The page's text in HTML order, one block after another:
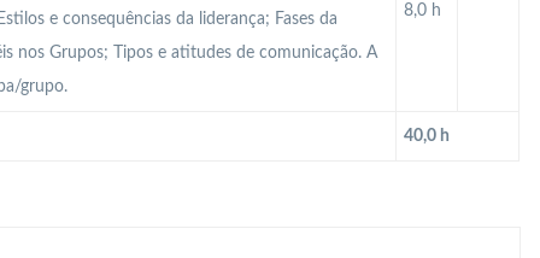
8,0 h
e consequências da liderança; Fases da
nos Grupos; Tipos e atitudes de comunicação. A
grupo.
40,0 h